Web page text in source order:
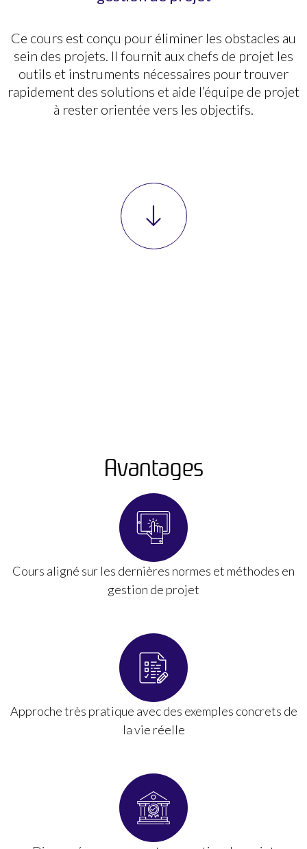
Ce cours est conçu pour éliminer les obstacles au
sein des projets. Il fournit aux chefs de projet les
outils et instruments nécessaires pour trouver
rapidement des solutions et aide l’équipe de projet
à rester orientée vers les objectifs.
Avantages​
Cours aligné sur les dernières normes et méthodes en
gestion de projet
Approche très pratique avec des exemples concrets de
la vie réelle